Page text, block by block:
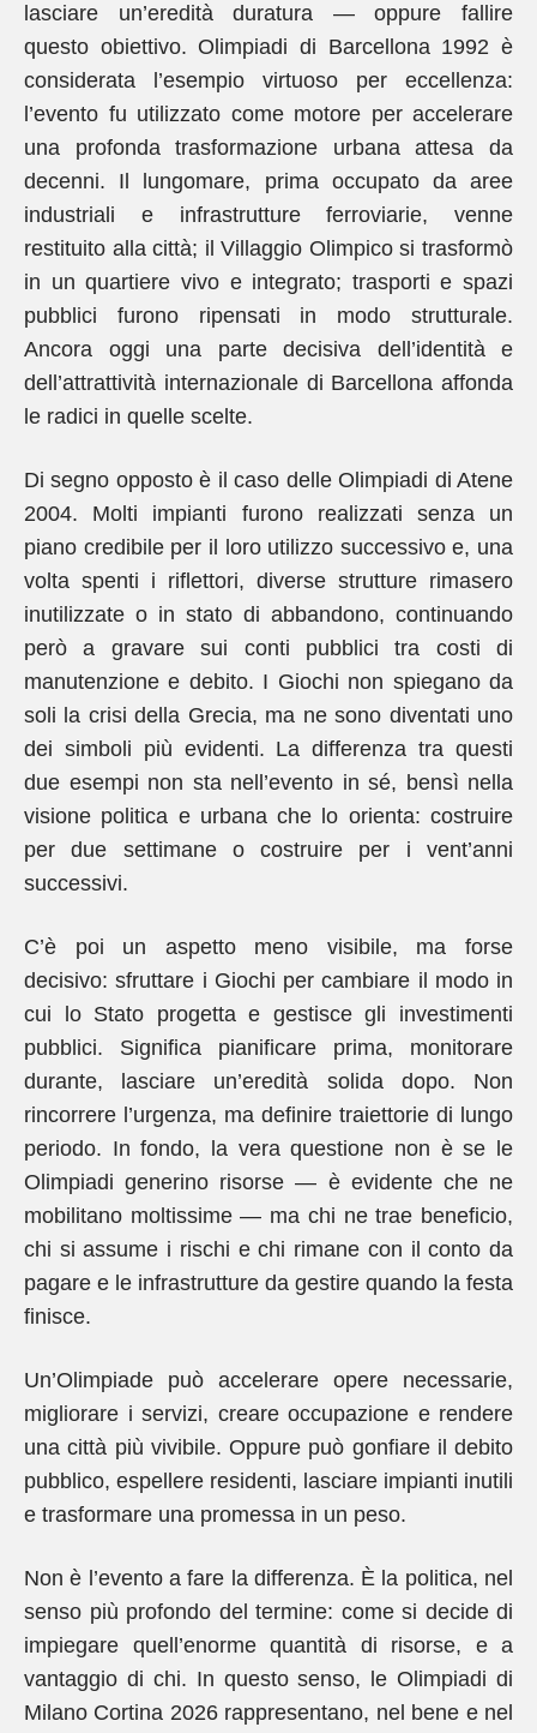
lasciare un’eredità duratura — oppure fallire
questo obiettivo. Olimpiadi di Barcellona 1992 è
considerata l’esempio virtuoso per eccellenza:
l’evento fu utilizzato come motore per accelerare
una profonda trasformazione urbana attesa da
decenni. Il lungomare, prima occupato da aree
industriali e infrastrutture ferroviarie, venne
restituito alla città; il Villaggio Olimpico si trasformò
in un quartiere vivo e integrato; trasporti e spazi
pubblici furono ripensati in modo strutturale.
Ancora oggi una parte decisiva dell’identità e
dell’attrattività internazionale di Barcellona affonda
le radici in quelle scelte.
Di segno opposto è il caso delle Olimpiadi di Atene
2004. Molti impianti furono realizzati senza un
piano credibile per il loro utilizzo successivo e, una
volta spenti i riflettori, diverse strutture rimasero
inutilizzate o in stato di abbandono, continuando
però a gravare sui conti pubblici tra costi di
manutenzione e debito. I Giochi non spiegano da
soli la crisi della Grecia, ma ne sono diventati uno
dei simboli più evidenti. La differenza tra questi
due esempi non sta nell’evento in sé, bensì nella
visione politica e urbana che lo orienta: costruire
per due settimane o costruire per i vent’anni
successivi.
C’è poi un aspetto meno visibile, ma forse
decisivo: sfruttare i Giochi per cambiare il modo in
cui lo Stato progetta e gestisce gli investimenti
pubblici. Significa pianificare prima, monitorare
durante, lasciare un’eredità solida dopo. Non
rincorrere l’urgenza, ma definire traiettorie di lungo
periodo. In fondo, la vera questione non è se le
Olimpiadi generino risorse — è evidente che ne
mobilitano moltissime — ma chi ne trae beneficio,
chi si assume i rischi e chi rimane con il conto da
pagare e le infrastrutture da gestire quando la festa
finisce.
Un’Olimpiade può accelerare opere necessarie,
migliorare i servizi, creare occupazione e rendere
una città più vivibile. Oppure può gonfiare il debito
pubblico, espellere residenti, lasciare impianti inutili
e trasformare una promessa in un peso.
Non è l’evento a fare la differenza. È la politica, nel
senso più profondo del termine: come si decide di
impiegare quell’enorme quantità di risorse, e a
vantaggio di chi. In questo senso, le Olimpiadi di
Milano Cortina 2026 rappresentano, nel bene e nel